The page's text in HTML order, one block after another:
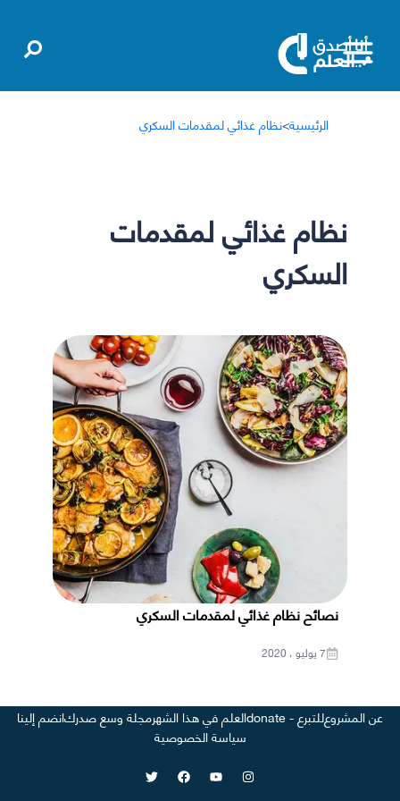
الرئيسية>نظام غذائي لمقدمات السكري
نظام غذائي لمقدمات
السكري
نصائح نظام غذائي لمقدمات السكري
7 يوليو ، 2020
عن المشروعللتبرع - donate العلم في هذا الشهرمجلة وسع صدركانضم إلينا
سياسة الخصوصية